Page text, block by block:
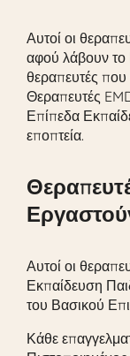
Αυτοί οι
αφού λάβουν το
θεραπευτές που
Θεραπευτές
Επίπεδα
εποπτεία.
Αυτοί οι
Εκπαίδευση
του Βασικού
Κάθε